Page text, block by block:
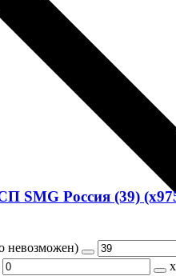
SMG Россия (39)
невозможен)
х